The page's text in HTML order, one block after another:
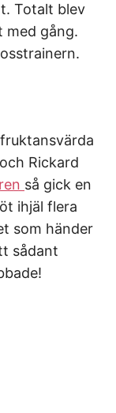
Totalt blev
med gång.
Rickard
så gick en
ihjäl flera
som händer
sådant